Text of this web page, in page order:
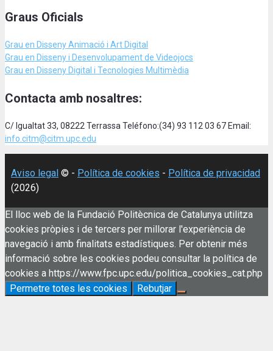
Graus Oficials
Grau en Disseny Animació i Art Digital
Grau en Disseny i Desenvolupament de Videojocs
Grau en Disseny Digital i Tecnologies Multimèdia
Contacta amb nosaltres:
C/ Igualtat 33, 08222 Terrassa Teléfono:(34) 93 112 03 67 Email:
info.citm@citm.upc.edu
Aviso legal © - Política de cookies - Política de privacidad
(2026)
El lloc web de la Fundació Politècnica de Catalunya utilitza
cookies pròpies i de tercers per millorar l'experiència de
navegació i amb finalitats estadístiques. Per obtenir més
informació sobre les cookies podeu consultar la política de
cookies a https://www.fpc.upc.edu/politica_cookies_cat.php
Permetre totes les cookies
Rebutjar